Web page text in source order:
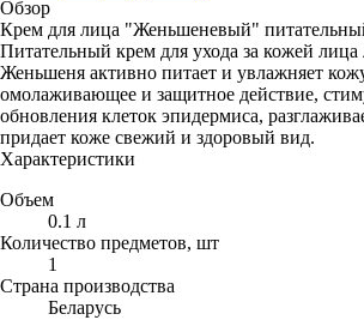
Обзор
Крем для лица "Женьшеневый"
Питательный крем для ухода за кожей
Женьшеня активно питает и увлажняет
омолаживающее и защитное действие,
обновления клеток эпидермиса,
придает коже свежий и здоровый вид.
Характеристики
Объем
0.1 л
Количество предметов, шт
1
Страна производства
Беларусь